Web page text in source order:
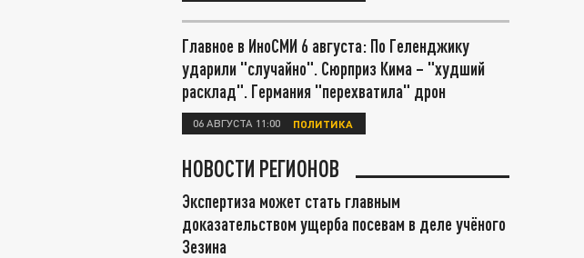
Главное в ИноСМИ 6 августа: По Геленджику
ударили "случайно". Сюрприз Кима – "худший
расклад". Германия "перехватила" дрон
06 АВГУСТА 11:00 ПОЛИТИКА
НОВОСТИ РЕГИОНОВ
Экспертиза может стать главным
доказательством ущерба посевам в деле учёного
Зезина